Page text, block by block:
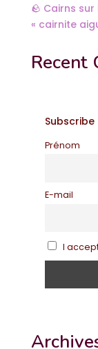
🪨 Cairns
« cairnite
Recent
Prénom
E-mail
I